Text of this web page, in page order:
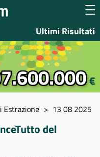
Ultimi Risultati
€
Estrazione 13 08 2025
del